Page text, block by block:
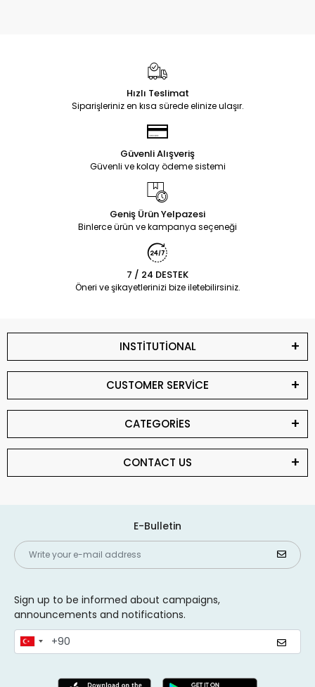
Hızlı Teslimat
Siparişleriniz en kısa sürede elinize ulaşır.
Güvenli Alışveriş
Güvenli ve kolay ödeme sistemi
Geniş Ürün Yelpazesi
Binlerce ürün ve kampanya seçeneği
7 / 24 DESTEK
Öneri ve şikayetlerinizi bize iletebilirsiniz.
INSTİTUTİONAL
CUSTOMER SERVİCE
CATEGORİES
CONTACT US
E-Bulletin
Sign up to be informed about campaigns,
announcements and notifications.